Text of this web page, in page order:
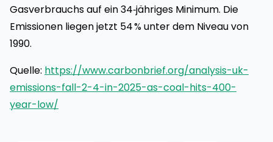
Gasverbrauchs auf ein 34‑jähriges Minimum. Die
Emissionen liegen jetzt 54 % unter dem Niveau von
1990.
Quelle: https://www.carbonbrief.org/analysis-uk-
emissions-fall-2-4-in-2025-as-coal-hits-400-
year-low/